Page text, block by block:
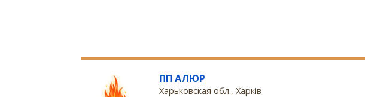
ПП АЛЮР
Харьковская обл., Харків